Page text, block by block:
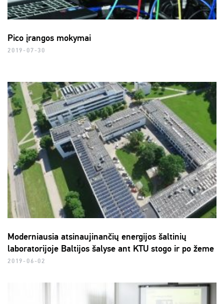
Pico įrangos mokymai
2019-07-30
Moderniausia atsinaujinančių energijos šaltinių
laboratorijoje Baltijos šalyse ant KTU stogo ir po žeme
2019-06-02